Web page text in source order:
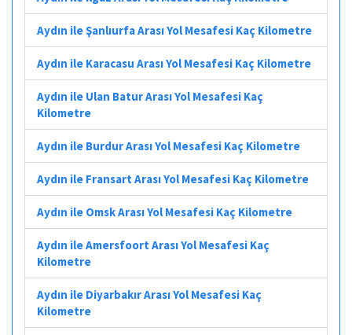
Aydın ile Şanlıurfa Arası Yol Mesafesi Kaç Kilometre
Aydın ile Karacasu Arası Yol Mesafesi Kaç Kilometre
Aydın ile Ulan Batur Arası Yol Mesafesi Kaç
Kilometre
Aydın ile Burdur Arası Yol Mesafesi Kaç Kilometre
Aydın ile Fransart Arası Yol Mesafesi Kaç Kilometre
Aydın ile Omsk Arası Yol Mesafesi Kaç Kilometre
Aydın ile Amersfoort Arası Yol Mesafesi Kaç
Kilometre
Aydın ile Diyarbakır Arası Yol Mesafesi Kaç
Kilometre